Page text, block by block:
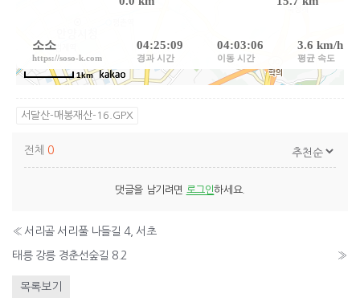
서달산-매봉재산-16.GPX
전체 0
댓글을 남기려면 로그인하세요.
« 서리골 서리풀 나들길 4, 서초
태릉 강릉 경춘선숲길 8.2 »
목록보기